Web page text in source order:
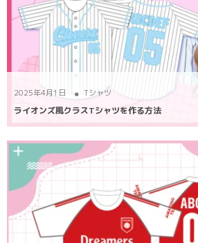
2025年4月1日 Tシャツ
ライオンズ風クラスTシャツを作る方法